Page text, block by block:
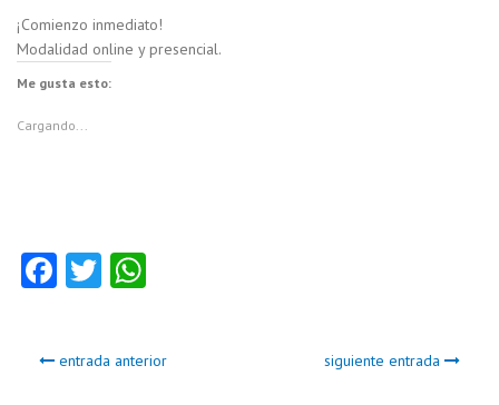
¡Comienzo inmediato!
Modalidad online y presencial.
Me gusta esto:
Cargando...
Fa
o
T
er A
entrada anterior siguiente entrada